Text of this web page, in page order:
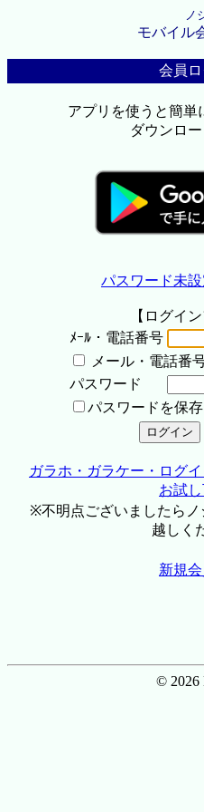
ノ
モバイル
会員
アプリを使うと簡単
ダウンロ
パスワード未
【ログイ
ﾒｰﾙ・電話番号
メール・電話番
パスワード
パスワードを保存
ガラホ・ガラケー・ログ
お試
※不明点ございましたら
越しく
新規
© 2026